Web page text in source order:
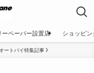
ーペーパー設置店 ショッピン
ートバイ特集記事